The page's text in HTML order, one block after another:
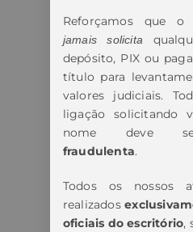
Reforçamos que o
jamais solicita
depósito, PIX ou
título para
valores judiciais.
ligação solicitando
nome deve
fraudulenta.
Todos os nossos
realizados
oficiais do escritório,